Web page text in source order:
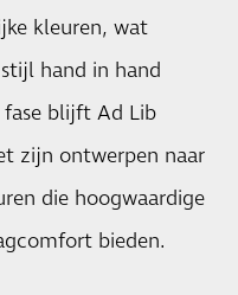
kleuren, wat
hand in hand
fase blijft Ad Lib
zijn ontwerpen naar
die hoogwaardige
bieden.